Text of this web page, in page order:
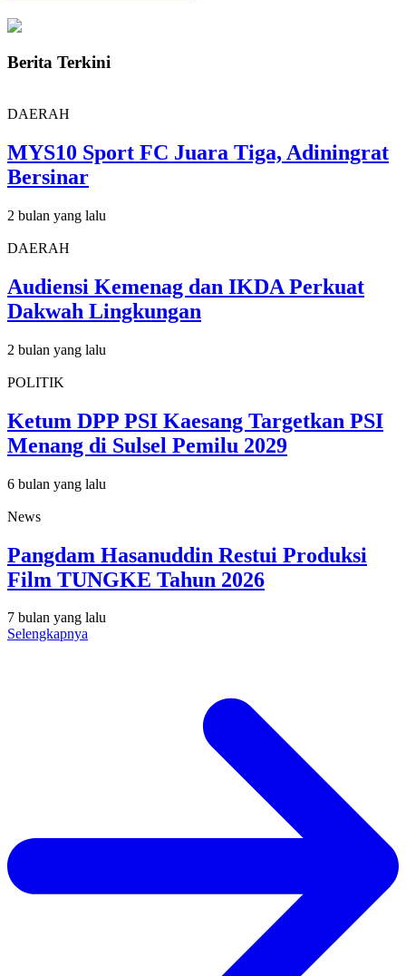
Berita Terkini
DAERAH
MYS10 Sport FC Juara Tiga, Adiningrat
Bersinar
2 bulan yang lalu
DAERAH
Audiensi Kemenag dan IKDA Perkuat
Dakwah Lingkungan
2 bulan yang lalu
POLITIK
Ketum DPP PSI Kaesang Targetkan PSI
Menang di Sulsel Pemilu 2029
6 bulan yang lalu
News
Pangdam Hasanuddin Restui Produksi
Film TUNGKE Tahun 2026
7 bulan yang lalu
Selengkapnya